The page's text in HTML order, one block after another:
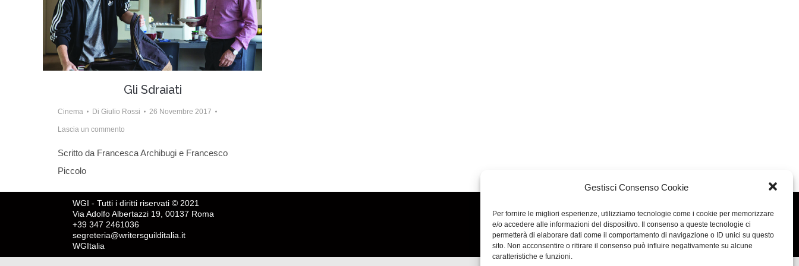
Gestisci Consenso Cookie
Per fornire le migliori esperienze, utilizziamo tecnologie come i cookie per memorizzare
e/o accedere alle informazioni del dispositivo. Il consenso a queste tecnologie ci
permetterà di elaborare dati come il comportamento di navigazione o ID unici su questo
sito. Non acconsentire o ritirare il consenso può influire negativamente su alcune
caratteristiche e funzioni.
Gli Sdraiati
Cinema Di Giulio Rossi 26 Novembre 2017
Lascia un commento
Scritto da Francesca Archibugi e Francesco
Piccolo
WGI - Tutti i diritti riservati © 2021
Via Adolfo Albertazzi 19, 00137 Roma
+39 347 2461036
segreteria@writersguilditalia.it
WGItalia
Concept: Annamaria De Paola - Realizzazione: AF
Cookie & Privacy Policy